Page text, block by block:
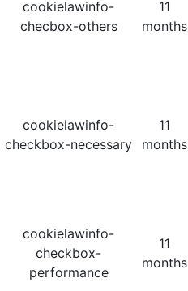
cookielawinfo-
checbox-others
11
months
cookielawinfo-
checkbox-necessary
11
months
cookielawinfo-
checkbox-
performance
11
months